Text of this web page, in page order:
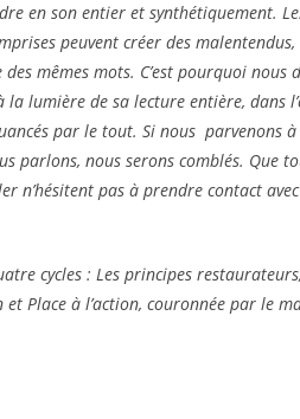
en son entier et synthétiquement.
peuvent créer des
des mêmes mots. C’est pourquoi
la lumière de sa lecture entière, dans
par le tout. Si nous parvenons
parlons, nous serons comblés. Que
n’hésitent pas à prendre contact
cycles : Les principes
Place à l’action, couronnée par le